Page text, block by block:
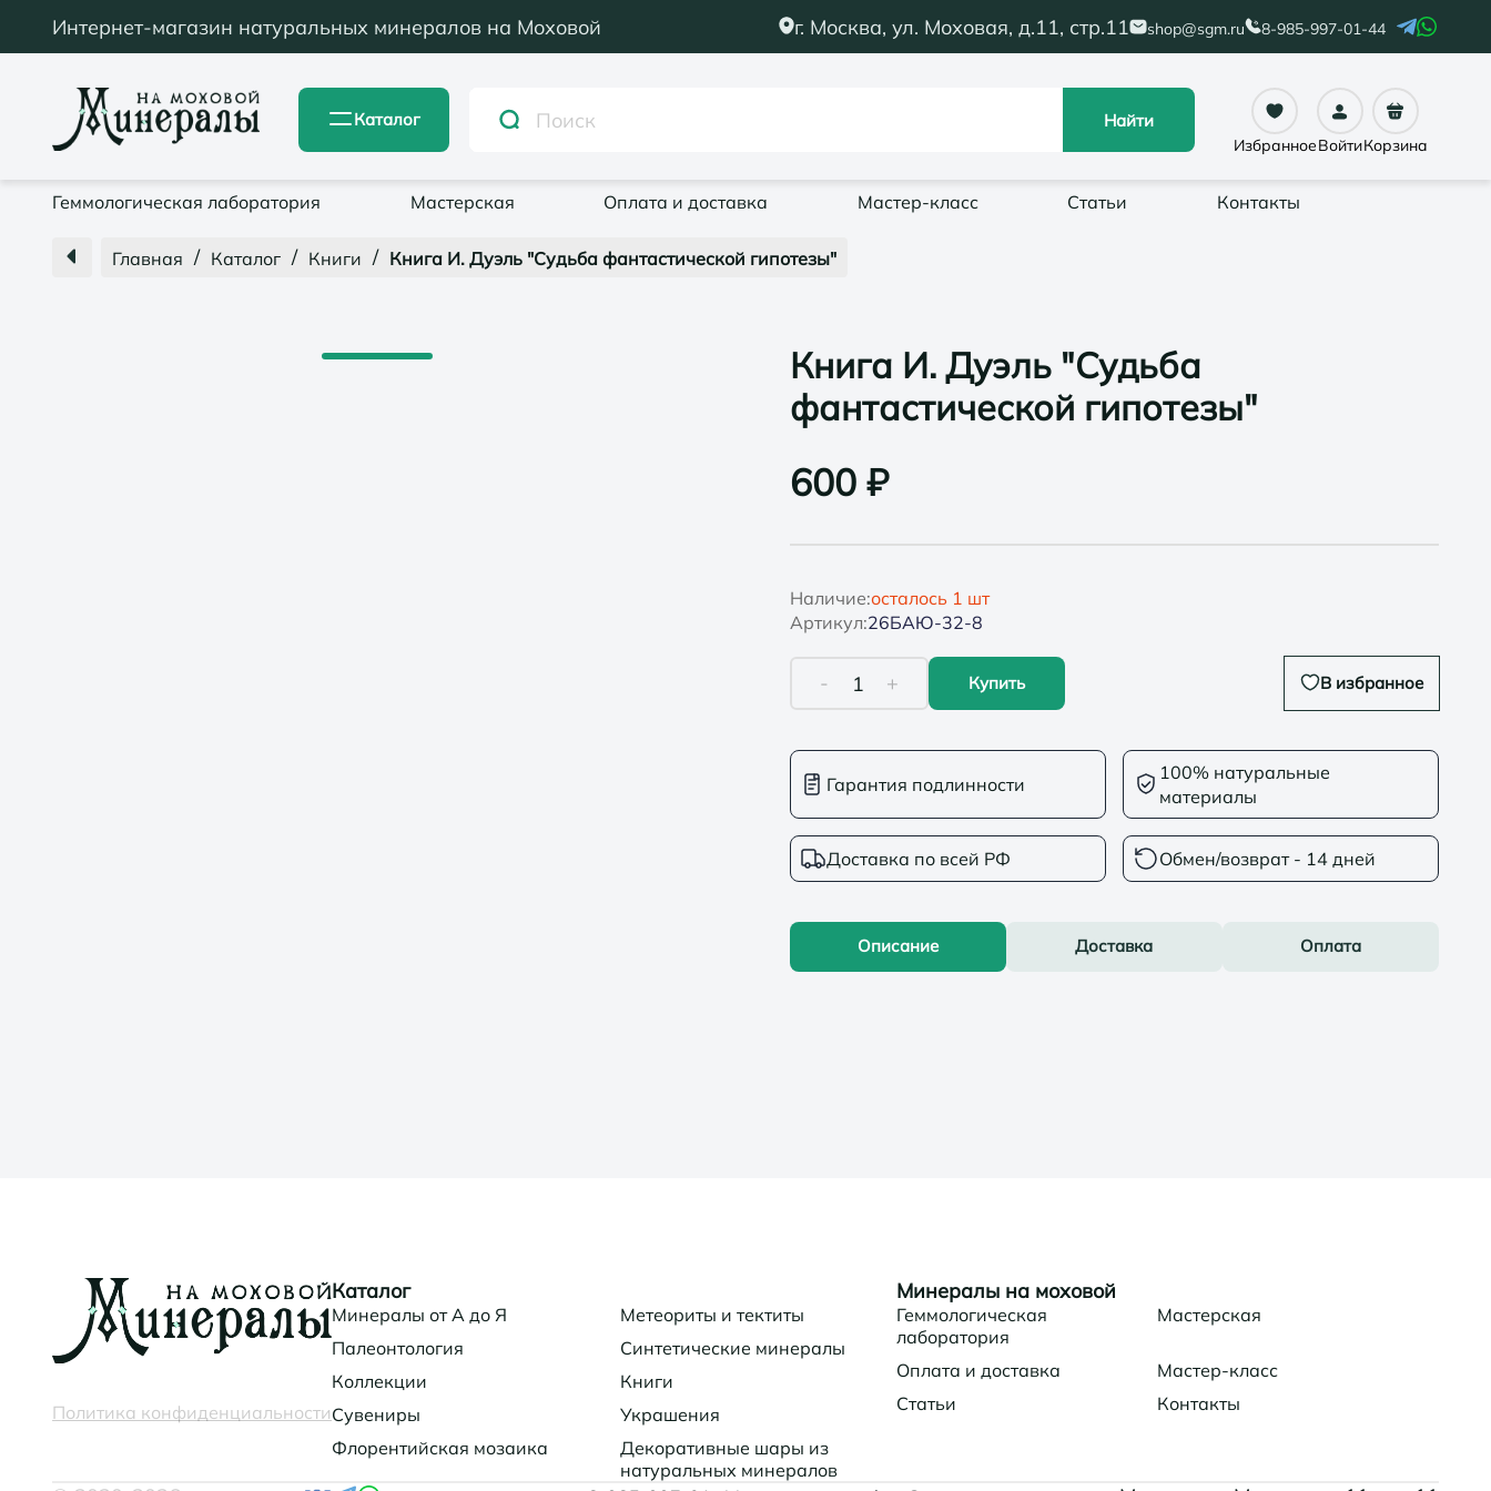
Интернет-магазин натуральных минералов на Моховой г. Москва, ул. Моховая, д.11, стр.11 shop@sgm.ru 8-985-997-01-44
Каталог Найти
ИзбранноеВойтиКорзина
Геммологическая лаборатория Мастерская Оплата и доставка Мастер-класс Статьи Контакты
Главная / Каталог / Книги / Книга И. Дуэль "Судьба фантастической гипотезы"
Книга И. Дуэль "Судьба
фантастической гипотезы"
600 ₽
Наличие:осталось 1 шт
Артикул:26БАЮ-32-8
В избранное
- 1 + Купить
Гарантия подлинности
100% натуральные
материалы
Доставка по всей РФ Обмен/возврат - 14 дней
Описание Доставка Оплата
Политика конфиденциальности
Каталог
Минералы от А до Я
Метеориты и тектиты
Палеонтология
Синтетические минералы
Коллекции
Книги
Сувениры
Украшения
Флорентийская мозаика
Декоративные шары из
натуральных минералов
Минералы на моховой
Геммологическая
лаборатория
Мастерская
Оплата и доставка
Мастер-класс
Статьи
Контакты